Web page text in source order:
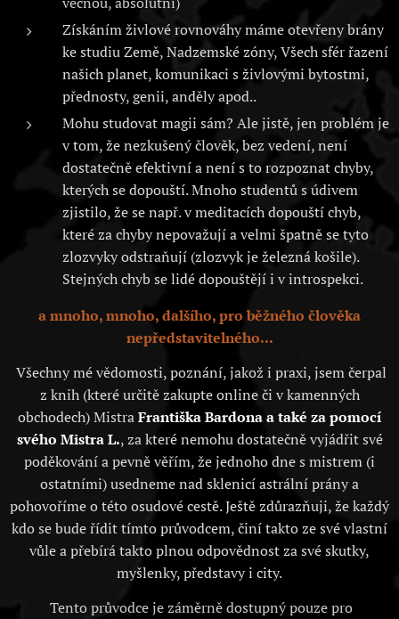
Získáním živlové rovnováhy máme otevřeny brány
ke studiu Země, Nadzemské zóny, Všech sfér řazení
našich planet, komunikaci s živlovými bytostmi,
přednosty, genii, anděly apod..
Mohu studovat magii sám? Ale jistě, jen problém je
v tom, že nezkušený člověk, bez vedení, není
dostatečně efektivní a není s to rozpoznat chyby,
kterých se dopouští. Mnoho studentů s údivem
zjistilo, že se např. v meditacích dopouští chyb,
které za chyby nepovažují a velmi špatně se tyto
zlozvyky odstraňují (zlozvyk je železná košile).
Stejných chyb se lidé dopouštějí i v introspekci.
a mnoho, mnoho, dalšího, pro běžného člověka
nepředstavitelného...
Všechny mé vědomosti, poznání, jakož i praxi, jsem čerpal
z knih (které určitě zakupte online či v kamenných
obchodech) MistraFrantiška Bardona a také za pomocí
svého Mistra L., za které nemohu dostatečně vyjádřit své
poděkování a pevně věřím, že jednoho dne s mistrem (i
ostatními) usedneme nad sklenicí astrální prány a
pohovoříme o této osudové cestě. Ještě zdůrazňuji, že každý
kdo se bude řídit tímto průvodcem, činí takto ze své vlastní
vůle a přebírá takto plnou odpovědnost za své skutky,
myšlenky, představy i city.
Tento průvodce je záměrně dostupný pouze pro